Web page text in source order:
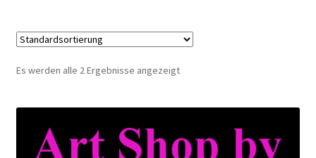
Es werden alle 2 Ergebnisse angezeigt